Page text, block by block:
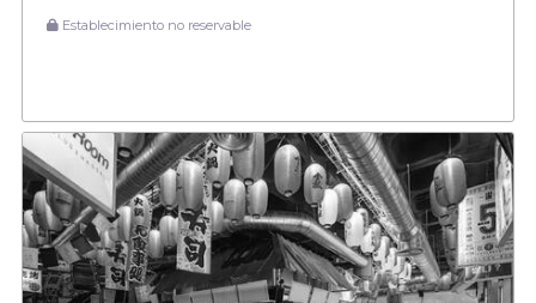
Establecimiento no reservable